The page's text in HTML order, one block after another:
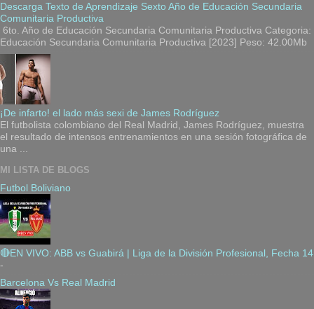
Descarga Texto de Aprendizaje Sexto Año de Educación Secundaria
Comunitaria Productiva
6to. Año de Educación Secundaria Comunitaria Productiva Categoria:
Educación Secundaria Comunitaria Productiva [2023] Peso: 42.00Mb
¡De infarto! el lado más sexi de James Rodríguez
El futbolista colombiano del Real Madrid, James Rodríguez, muestra
el resultado de intensos entrenamientos en una sesión fotográfica de
una ...
MI LISTA DE BLOGS
Futbol Boliviano
🔴EN VIVO: ABB vs Guabirá | Liga de la División Profesional, Fecha 14
-
Barcelona Vs Real Madrid